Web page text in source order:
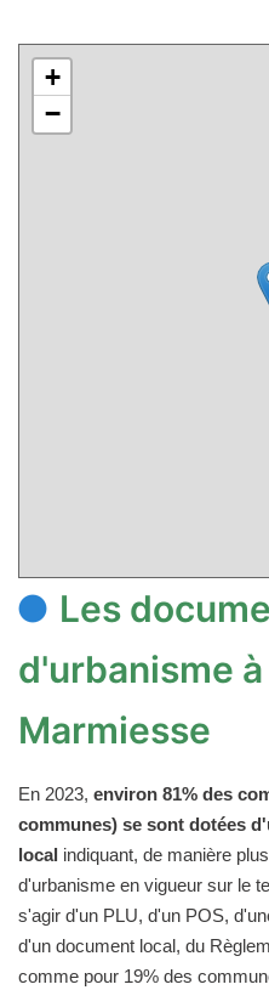
+
−
Les
d'urbanisme
Marmiesse
En 2023, environ 81% des
communes) se sont dotées
local indiquant, de manière
d'urbanisme en vigueur sur le
s'agir d'un PLU, d'un POS,
d'un document local, du
comme pour 19% des